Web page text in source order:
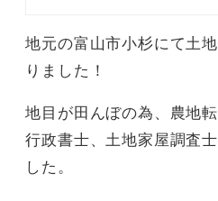
地元の富山市小杉にて土
りました！
地目が田んぼの為、農地
行政書士、土地家屋調査
した。